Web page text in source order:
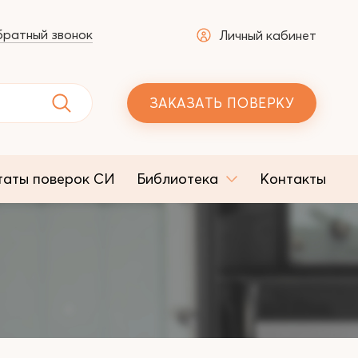
звонок Личный кабинет
ЗАКАЗАТЬ ПОВЕРКУ
поверок СИ Библиотека Контакты